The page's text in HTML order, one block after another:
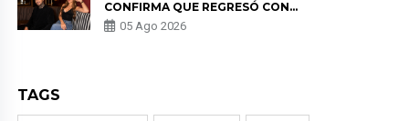
CONFIRMA QUE REGRESÓ CON
MILETT FIGUEROA: “EL AMOR
PUDO MÁS”
05 Ago 2026
TAGS